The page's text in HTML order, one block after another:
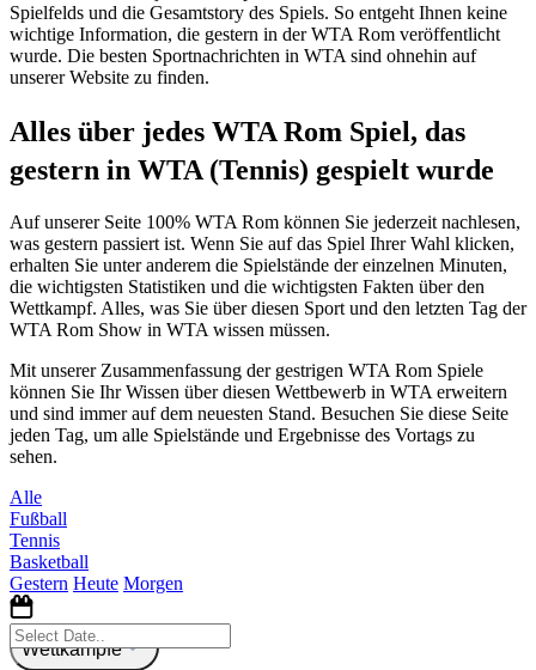
Spielfelds und die Gesamtstory des Spiels. So entgeht Ihnen keine
wichtige Information, die gestern in der WTA Rom veröffentlicht
wurde. Die besten Sportnachrichten in WTA sind ohnehin auf
unserer Website zu finden.
Alles über jedes WTA Rom Spiel, das
gestern in WTA (Tennis) gespielt wurde
Auf unserer Seite 100% WTA Rom können Sie jederzeit nachlesen,
was gestern passiert ist. Wenn Sie auf das Spiel Ihrer Wahl klicken,
erhalten Sie unter anderem die Spielstände der einzelnen Minuten,
die wichtigsten Statistiken und die wichtigsten Fakten über den
Wettkampf. Alles, was Sie über diesen Sport und den letzten Tag der
WTA Rom Show in WTA wissen müssen.
Mit unserer Zusammenfassung der gestrigen WTA Rom Spiele
können Sie Ihr Wissen über diesen Wettbewerb in WTA erweitern
und sind immer auf dem neuesten Stand. Besuchen Sie diese Seite
jeden Tag, um alle Spielstände und Ergebnisse des Vortags zu
sehen.
Alle
Fußball
Tennis
Basketball
Gestern Heute Morgen
Wettkämpfe